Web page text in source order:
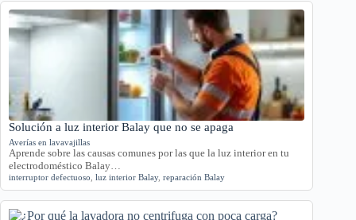
Solución a luz interior Balay que no se apaga
Averías en lavavajillas
Aprende sobre las causas comunes por las que la luz interior en tu
electrodoméstico Balay…
interruptor defectuoso luz interior Balay, reparación Balay